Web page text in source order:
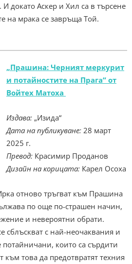
докато Аскер и Хил са в търсене
на мрака се завръща Той.
„Прашина: Черният меркурит
и потайностите на Прага“ от
Войтех Матоха
Издава: „Изида“
Дата на публикуване: 28 март
2025 г.
Превод: Красимир Проданов
Дизайн на корицата: Карел Осоха
отново тръгват към Прашина
по още по-страшен начин,
и невероятни обрати.
сблъскват с най-неочаквания и
потайничани, които са сърдити
към това да предотвратят техния